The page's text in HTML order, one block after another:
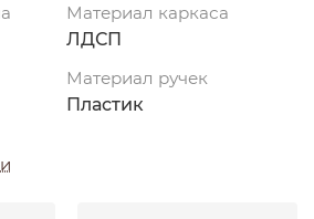
Материал каркаса
ЛДСП
Материал ручек
Пластик